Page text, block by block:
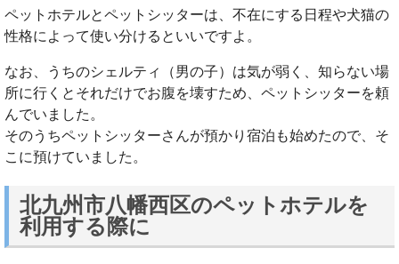
ペットホテルとペットシッターは、不在にする日程や犬猫の
性格によって使い分けるといいですよ。
なお、うちのシェルティ（男の子）は気が弱く、知らない場
所に行くとそれだけでお腹を壊すため、ペットシッターを頼
んでいました。
そのうちペットシッターさんが預かり宿泊も始めたので、そ
こに預けていました。
北九州市八幡西区のペットホテルを
利用する際に